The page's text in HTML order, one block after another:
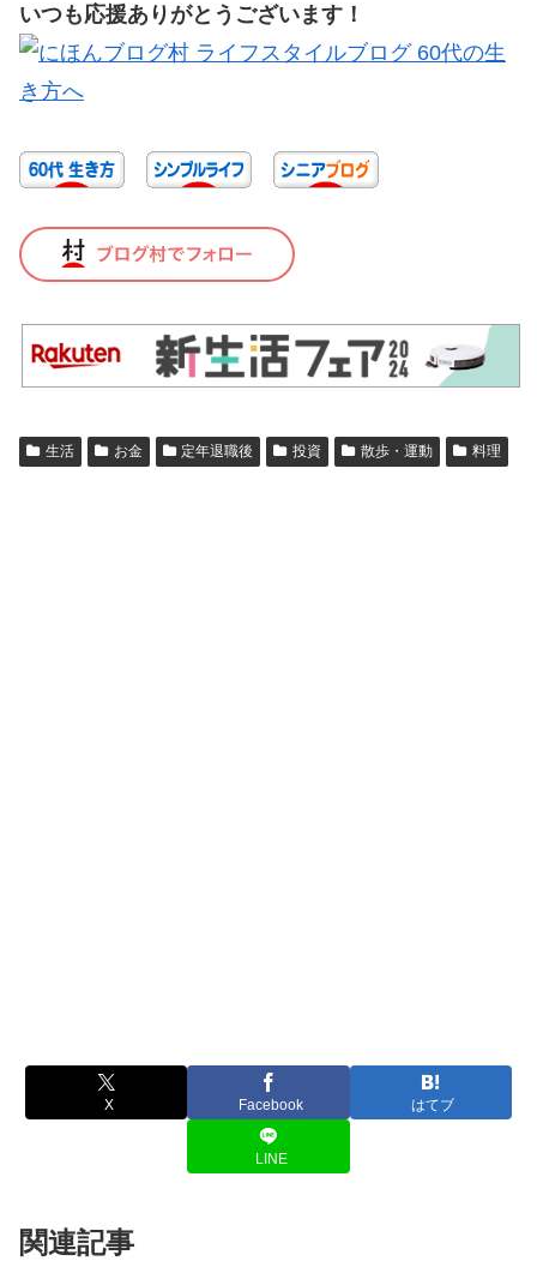
いつも応援ありがとうございます！
生活 お金 定年退職後 投資 散歩・運動 料理
X Facebook はてブ
LINE
関連記事